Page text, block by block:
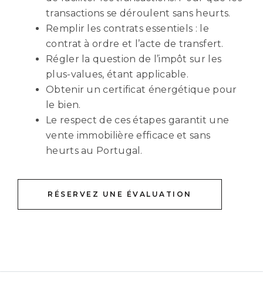
transactions se déroulent sans heurts.
Remplir les contrats essentiels : le
contrat à ordre et l’acte de transfert.
Régler la question de l’impôt sur les
plus-values, étant applicable.
Obtenir un certificat énergétique pour
le bien.
Le respect de ces étapes garantit une
vente immobilière efficace et sans
heurts au Portugal.
RÉSERVEZ UNE ÉVALUATION